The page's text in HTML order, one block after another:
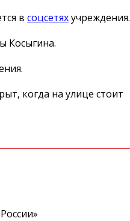
в соцсетяхучреждения.
Косыгина.
когда на улице стоит